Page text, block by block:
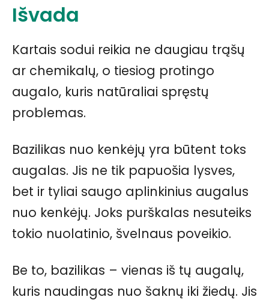
Išvada
Kartais sodui reikia ne daugiau trąšų
ar chemikalų, o tiesiog protingo
augalo, kuris natūraliai spręstų
problemas.
Bazilikas nuo kenkėjų yra būtent toks
augalas. Jis ne tik papuošia lysves,
bet ir tyliai saugo aplinkinius augalus
nuo kenkėjų. Joks purškalas nesuteiks
tokio nuolatinio, švelnaus poveikio.
Be to, bazilikas – vienas iš tų augalų,
kuris naudingas nuo šaknų iki žiedų. Jis